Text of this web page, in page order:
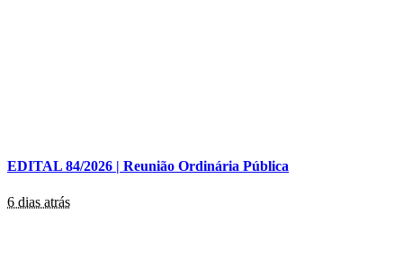
EDITAL 84/2026 | Reunião Ordinária Pública
6 dias atrás